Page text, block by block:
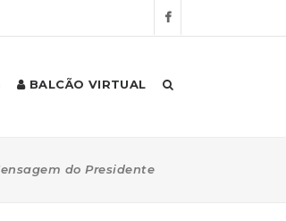
BALCÃO VIRTUAL
do Presidente